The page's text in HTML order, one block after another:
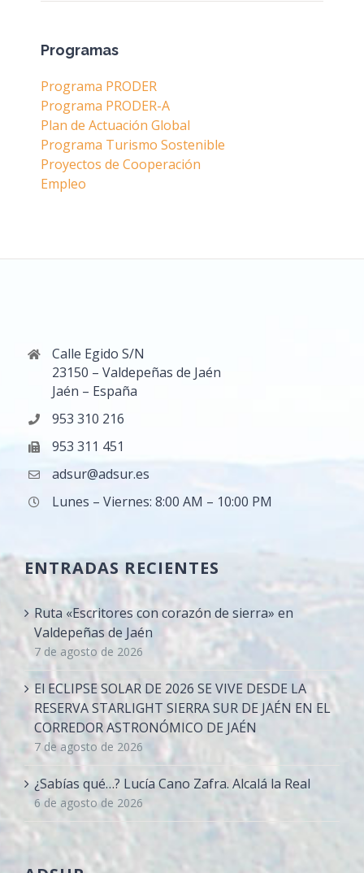
Programas
Programa PRODER
Programa PRODER-A
Plan de Actuación Global
Programa Turismo Sostenible
Proyectos de Cooperación
Empleo
Calle Egido S/N
23150 – Valdepeñas de Jaén
Jaén – España
953 310 216
953 311 451
adsur@adsur.es
Lunes – Viernes: 8:00 AM – 10:00 PM
ENTRADAS RECIENTES
Ruta «Escritores con corazón de sierra» en
Valdepeñas de Jaén
7 de agosto de 2026
El ECLIPSE SOLAR DE 2026 SE VIVE DESDE LA
RESERVA STARLIGHT SIERRA SUR DE JAÉN EN EL
CORREDOR ASTRONÓMICO DE JAÉN
7 de agosto de 2026
¿Sabías qué…? Lucía Cano Zafra. Alcalá la Real
6 de agosto de 2026